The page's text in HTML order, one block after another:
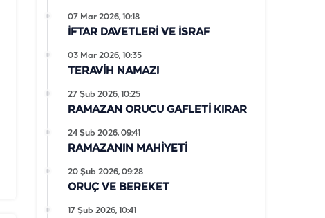
İFTAR DAVETLERİ VE İSRAF
07 Mar 2026, 10:18
TERAVİH NAMAZI
03 Mar 2026, 10:35
RAMAZAN ORUCU GAFLETİ KIRAR
27 Şub 2026, 10:25
RAMAZANIN MAHİYETİ
24 Şub 2026, 09:41
ORUÇ VE BEREKET
20 Şub 2026, 09:28
17 Şub 2026, 10:41